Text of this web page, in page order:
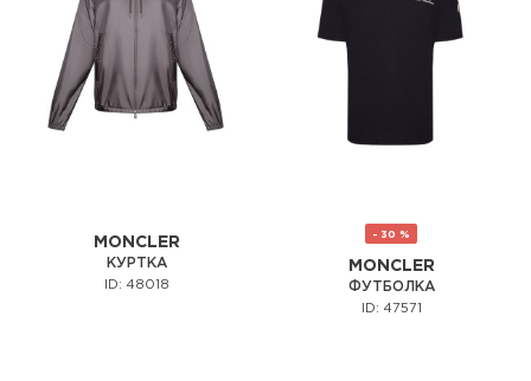
MONCLER
КУРТКА
ID: 48018
- 30 %
MONCLER
ФУТБОЛКА
ID: 47571